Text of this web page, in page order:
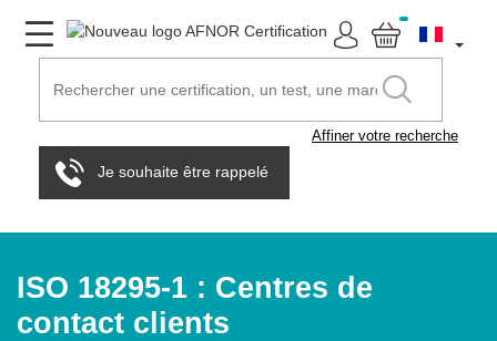
Affiner votre recherche
Je souhaite être rappelé
ISO 18295-1 : Centres de
contact clients